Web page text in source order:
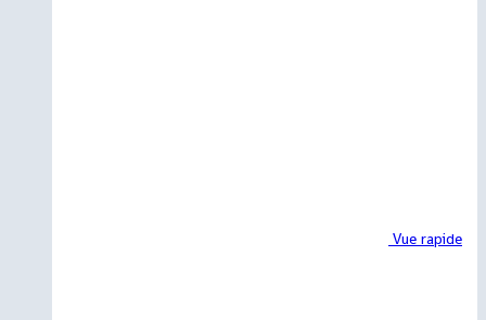
Vue rapide